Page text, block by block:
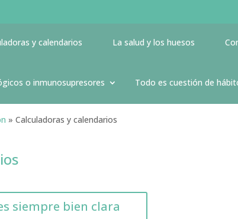
y calendarios La salud y los huesos
o inmunosupresores Todo es cuestión de
» Calculadoras y calendarios
siempre bien clara